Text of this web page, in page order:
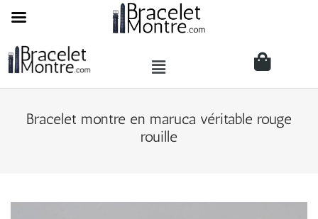
Bracelet montre en maruca véritable rouge
rouille